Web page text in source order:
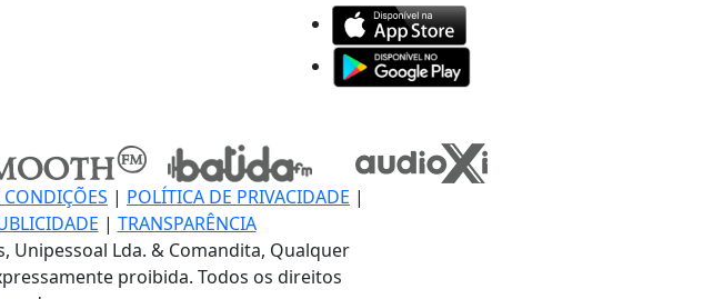
| POLÍTICA DE PRIVACIDADE |
| TRANSPARÊNCIA
Unipessoal Lda. & Comandita, Qualquer
proibida. Todos os direitos